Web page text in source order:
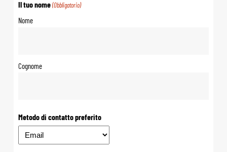
Il tuo nome (Obbligatorio)
Nome
Cognome
Metodo di contatto preferito